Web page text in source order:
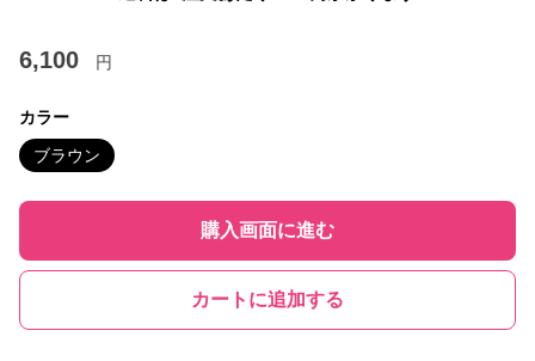
6,100 円
カラー
ブラウン
購入画面に進む
カートに追加する